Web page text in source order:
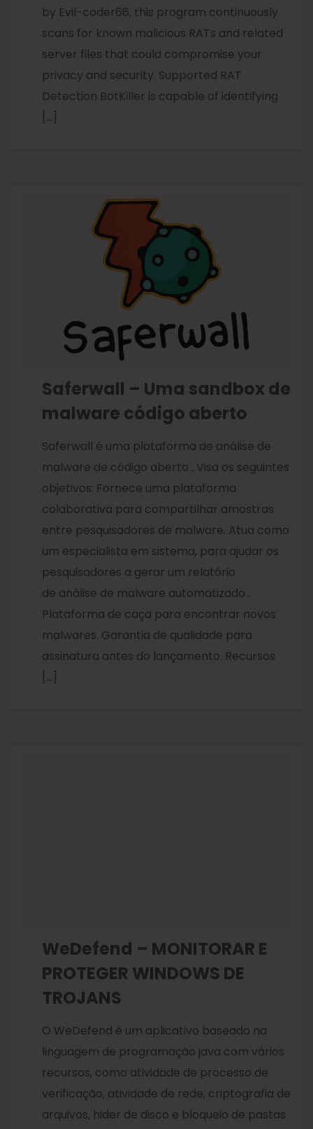
by Evil-coder66, this program continuously
scans for known malicious RATs and related
server files that could compromise your
privacy and security. Supported RAT
Detection BotKiller is capable of identifying
[…]
Saferwall – Uma sandbox de
malware código aberto
Saferwall é uma plataforma de análise de
malware de código aberto . Visa os seguintes
objetivos: Fornece uma plataforma
colaborativa para compartilhar amostras
entre pesquisadores de malware. Atua como
um especialista em sistema, para ajudar os
pesquisadores a gerar um relatório
de análise de malware automatizado .
Plataforma de caça para encontrar novos
malwares. Garantia de qualidade para
assinatura antes do lançamento. Recursos
[…]
WeDefend – MONITORAR E
PROTEGER WINDOWS DE
TROJANS
O WeDefend é um aplicativo baseado na
linguagem de programação java com vários
recursos, como atividade de processo de
verificação, atividade de rede, criptografia de
arquivos, hider de disco e bloqueio de pastas